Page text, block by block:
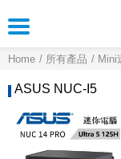
Home 所有產品 Mini
ASUS NUC-I5